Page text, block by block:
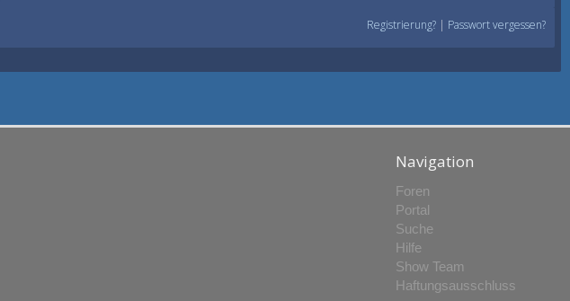
Registrierung? | Passwort vergessen?
Navigation
Foren
Portal
Suche
Hilfe
Show Team
Haftungsausschluss